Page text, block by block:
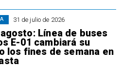
31 de julio de 2026
Línea de buses
E-01 cambiará su
los fines de semana en